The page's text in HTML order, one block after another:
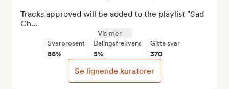
Tracks approved will be added to the playlist "Sad
Ch...
Vis mer
Svarprosent
86%
Delingsfrekvens
5%
Gitte svar
370
Se lignende kuratorer